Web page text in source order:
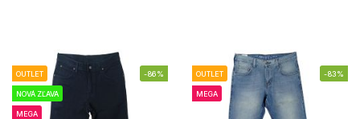
OUTLET
NOVÁ ZĽAVA
MEGA
-86% OUTLET
MEGA
-83%